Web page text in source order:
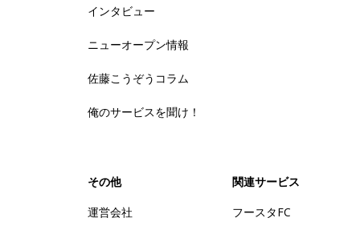
インタビュー
ニューオープン情報
佐藤こうぞうコラム
俺のサービスを聞け！
その他
運営会社
関連サービス
フースタFC